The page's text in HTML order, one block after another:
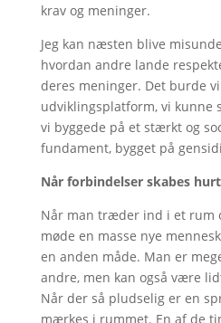
krav og meninger.
Jeg kan næsten blive
hvordan andre lande
deres meninger. Det burde
udviklingsplatform, vi kunne
vi byggede på et stærkt og
fundament, bygget på
Når forbindelser skabes
Når man træder ind i et rum
møde en masse nye
en anden måde. Man er
andre, men kan også være
Når der så pludselig er en
mærkes i rummet. En af de